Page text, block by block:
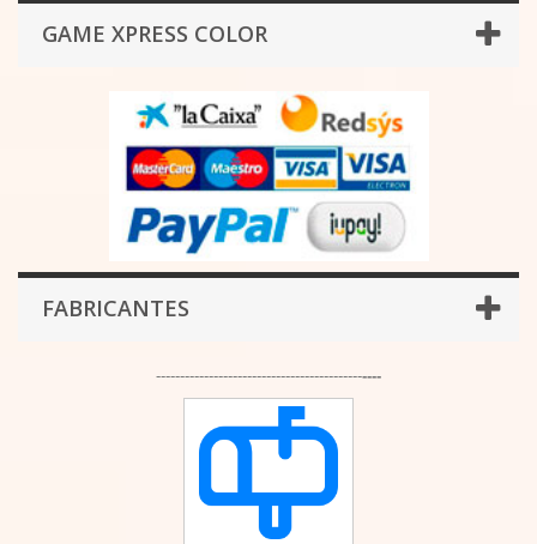
GAME XPRESS COLOR
FABRICANTES
-----------------------------------------------